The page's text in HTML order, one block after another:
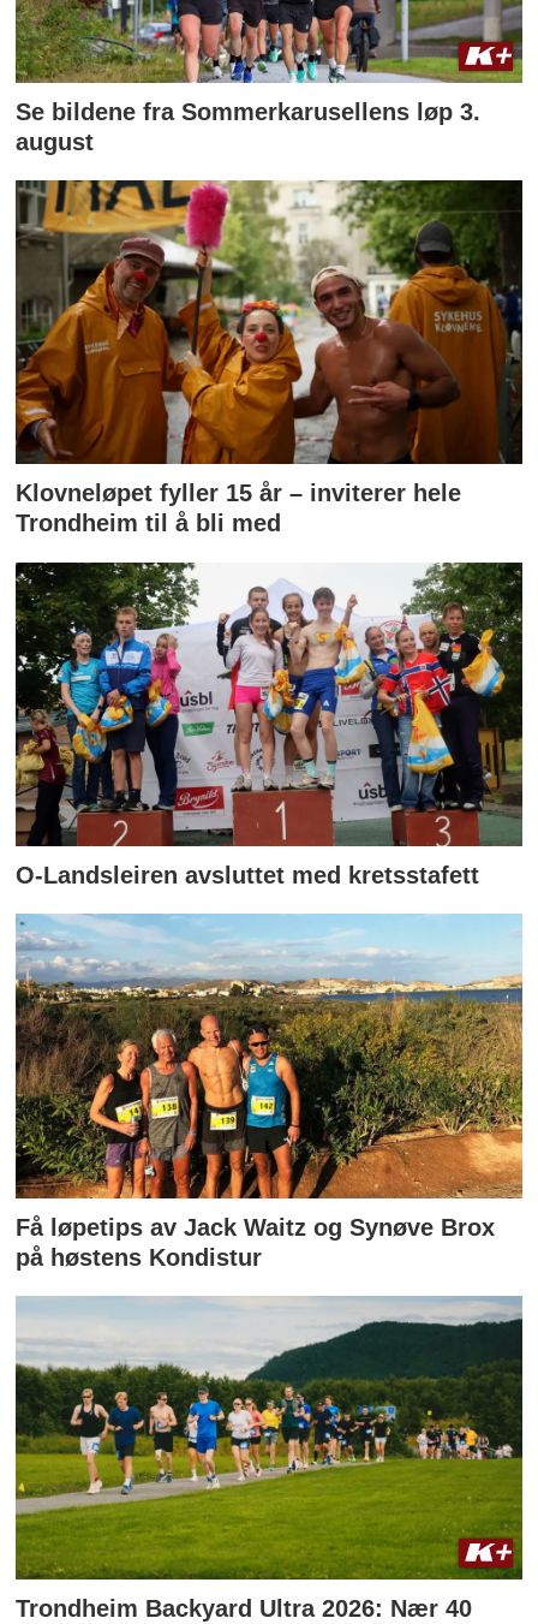
Se bildene fra Sommerkarusellens løp 3.
august
Klovneløpet fyller 15 år – inviterer hele
Trondheim til å bli med
O-Landsleiren avsluttet med kretsstafett
Få løpetips av Jack Waitz og Synøve Brox
på høstens Kondistur
Trondheim Backyard Ultra 2026: Nær 40